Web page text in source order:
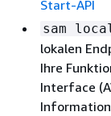
Start-API
sam
lokalen
Ihre
Interface